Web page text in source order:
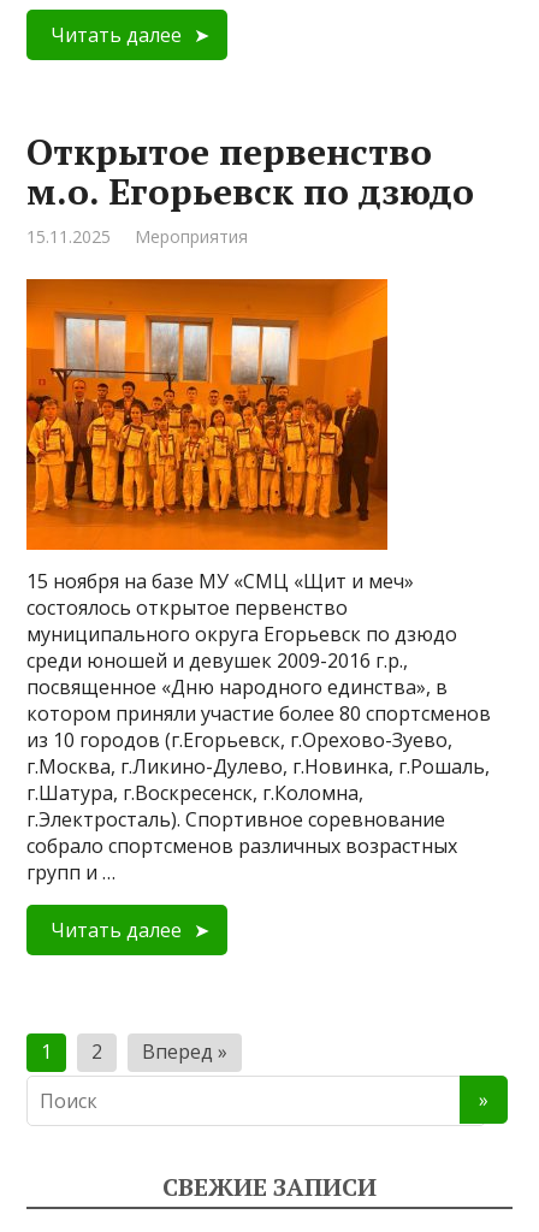
Читать далее
Открытое первенство
м.о. Егорьевск по дзюдо
15.11.2025 Мероприятия
15 ноября на базе МУ «СМЦ «Щит и меч»
состоялось открытое первенство
муниципального округа Егорьевск по дзюдо
среди юношей и девушек 2009-2016 г.р.,
посвященное «Дню народного единства», в
котором приняли участие более 80 спортсменов
из 10 городов (г.Егорьевск, г.Орехово-Зуево,
г.Москва, г.Ликино-Дулево, г.Новинка, г.Рошаль,
г.Шатура, г.Воскресенск, г.Коломна,
г.Электросталь). Спортивное соревнование
собрало спортсменов различных возрастных
групп и …
Читать далее
Пагинация
записей
1 2 Вперед »
СВЕЖИЕ ЗАПИСИ